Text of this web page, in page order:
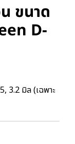
ขนาด
D-
3.2 มิล (เฉพาะ